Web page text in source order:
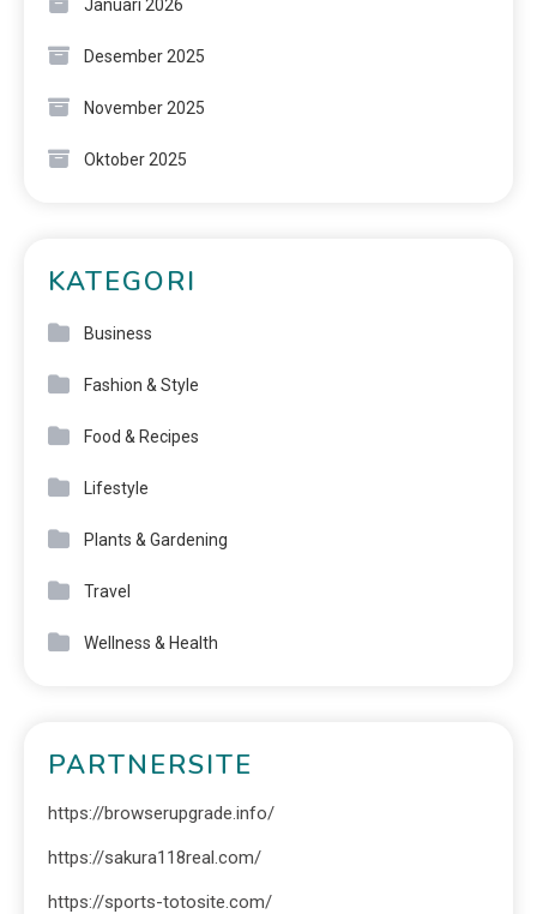
Januari 2026
Desember 2025
November 2025
Oktober 2025
KATEGORI
Business
Fashion & Style
Food & Recipes
Lifestyle
Plants & Gardening
Travel
Wellness & Health
PARTNERSITE
https://browserupgrade.info/
https://sakura118real.com/
https://sports-totosite.com/